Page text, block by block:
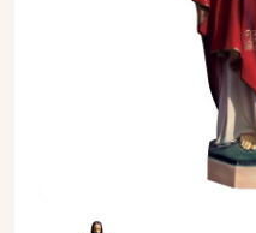
Serce Pana Jezusa 80